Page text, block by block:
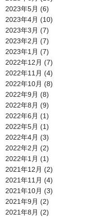
2023年5月 (6)
2023年4月 (10)
2023年3月 (7)
2023年2月 (7)
2023年1月 (7)
2022年12月 (7)
2022年11月 (4)
2022年10月 (8)
2022年9月 (8)
2022年8月 (9)
2022年6月 (1)
2022年5月 (1)
2022年4月 (3)
2022年2月 (2)
2022年1月 (1)
2021年12月 (2)
2021年11月 (4)
2021年10月 (3)
2021年9月 (2)
2021年8月 (2)